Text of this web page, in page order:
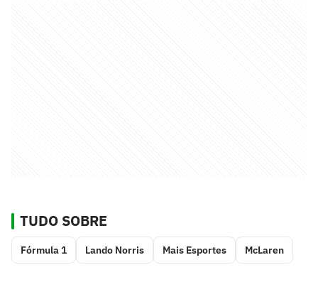
TUDO SOBRE
Fórmula 1 Lando Norris Mais Esportes McLaren